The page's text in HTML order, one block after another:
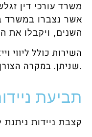
אשר נצברו במשרד
השנים, ויקבלו את
השירות כולל ליווי
שניתן. במקרה הצורך יוגש ערעור כדי למקסם את הפיצוי המגיע ללקוח.
תביעת
קצבת ניידות ניתנת